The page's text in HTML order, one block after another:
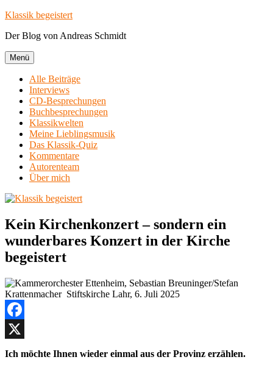
Zum
springen
Klassik begeistert
Der Blog von Andreas Schmidt
Menü
Alle Beiträge
Interviews
CD-Besprechungen
Buchbesprechungen
Klassikwelten
Meine Lieblingsmusik
Das Klassik-Quiz
Kommentare
Autorenteam
Über mich
Kein Kirchenkonzert – sondern ein
wunderbares Konzert in der Kirche
begeistert
Facebook
X
Ich möchte Ihnen wieder einmal aus der Provinz erzählen.